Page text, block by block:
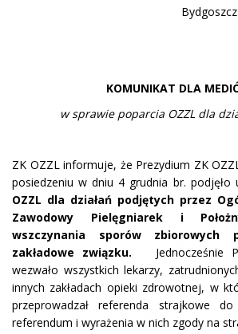
KOMUNIKAT DLA
w sprawie poparcia OZZL dla
ZK OZZL informuje, że Prezydium ZK
posiedzeniu w dniu 4 grudnia br. podjęło
OZZL dla działań podjętych przez
Zawodowy Pielęgniarek i
wszczynania sporów zbiorowych
zakładowe związku. Jednocześnie
wezwało wszystkich lekarzy,
innych zakładach opieki zdrowotnej, w
przeprowadzał referenda strajkowe
referendum i wyrażenia w nich zgody na